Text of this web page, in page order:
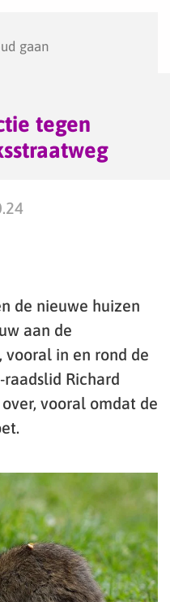
gaan
tegen
de nieuwe huizen
aan de
vooral in en rond de
Richard
vooral omdat de